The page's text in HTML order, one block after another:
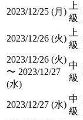
2023/12/25 (月)
上
級
2023/12/26 (火)
上
級
2023/12/26 (火)
〜 2023/12/27
(水)
中
級
2023/12/27 (水)
中
級